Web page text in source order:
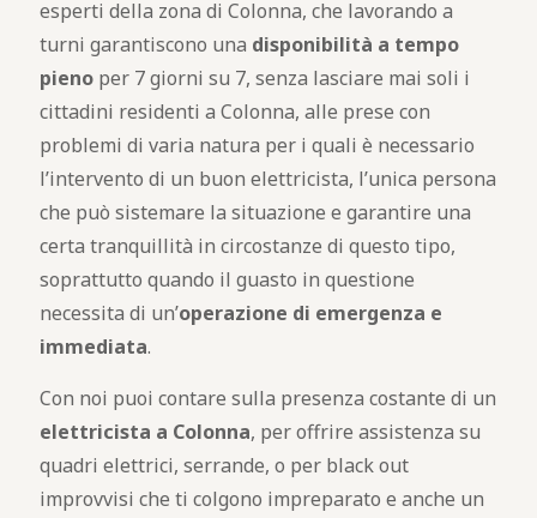
esperti della zona di Colonna, che lavorando a
turni garantiscono una disponibilità a tempo
pieno per 7 giorni su 7, senza lasciare mai soli i
cittadini residenti a Colonna, alle prese con
problemi di varia natura per i quali è necessario
l’intervento di un buon elettricista, l’unica persona
che può sistemare la situazione e garantire una
certa tranquillità in circostanze di questo tipo,
soprattutto quando il guasto in questione
necessita di un’operazione di emergenza e
immediata.
Con noi puoi contare sulla presenza costante di un
elettricista a Colonna, per offrire assistenza su
quadri elettrici, serrande, o per black out
improvvisi che ti colgono impreparato e anche un